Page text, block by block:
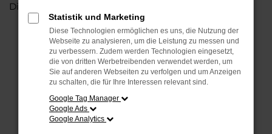
Dienstleistungen unserer Meisterwerkstatt fort.
FEHLER: NETWORK ERROR
Beim Laden ist ein Fehler aufgetreten.
Hier sind ein paar Tipps, die dir helfen können:
Überprüfe deine Firewall und deine
Internetverbindung.
Statistik und Marketing
Diese Technologien ermöglichen es uns, die Nutzung der
Webseite zu analysieren, um die Leistung zu messen und
zu verbessern. Zudem werden Technologien eingesetzt,
die von dritten Werbetreibenden verwendet werden, um
Sie auf anderen Webseiten zu verfolgen und um Anzeigen
zu schalten, die für Ihre Interessen relevant sind.
Google Tag Manager
Google Ads
Google Analytics